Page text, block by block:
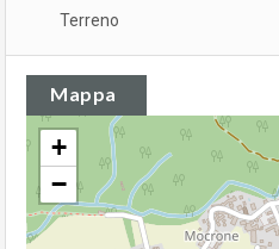
Terreno
Mappa
+
−